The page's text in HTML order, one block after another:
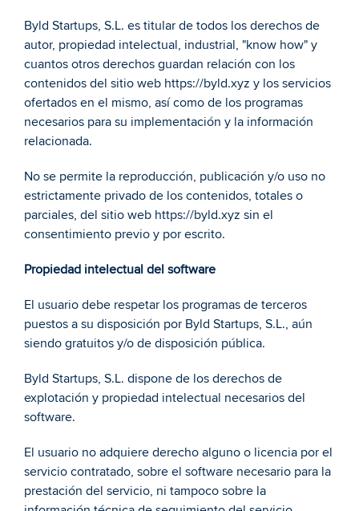
Byld Startups, S.L. es titular de todos los derechos de
autor, propiedad intelectual, industrial, "know how" y
cuantos otros derechos guardan relación con los
contenidos del sitio web https://byld.xyz y los servicios
ofertados en el mismo, así como de los programas
necesarios para su implementación y la información
relacionada.
No se permite la reproducción, publicación y/o uso no
estrictamente privado de los contenidos, totales o
parciales, del sitio web https://byld.xyz sin el
consentimiento previo y por escrito.
Propiedad intelectual del software
El usuario debe respetar los programas de terceros
puestos a su disposición por Byld Startups, S.L., aún
siendo gratuitos y/o de disposición pública.
Byld Startups, S.L. dispone de los derechos de
explotación y propiedad intelectual necesarios del
software.
El usuario no adquiere derecho alguno o licencia por el
servicio contratado, sobre el software necesario para la
prestación del servicio, ni tampoco sobre la